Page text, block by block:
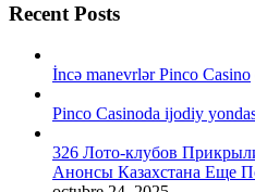
Recent Posts
İncə manevrlər Pinco Casino
Pinco Casinoda ijodiy
326 Лото-клубов
Анонсы Казахстана Еще